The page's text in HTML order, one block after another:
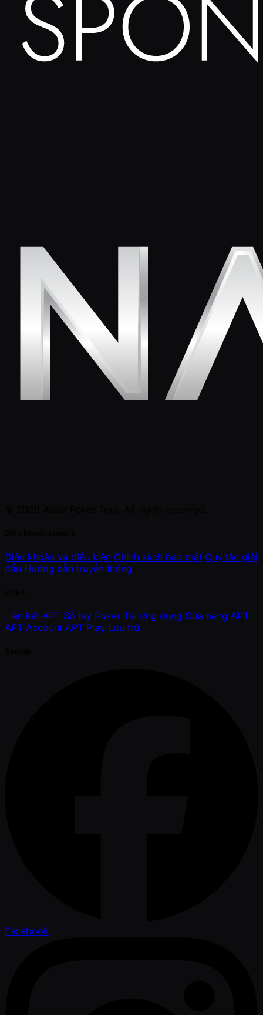
Điều khoản và điều kiện Chính sách bảo mật Quy tắc giải
đấu Hướng dẫn truyền thông
Liên kết APT Sổ tay Poker Tải ứng dụng Cửa hàng APT
APT Account APT Play Lưu trữ
Facebook